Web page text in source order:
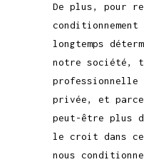
De plus, pour
longtemps
notre société,
professionnelle
privée, et
peut-être plus
le croit dans
nous